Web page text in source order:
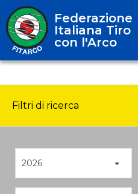
Federazione
Italiana Tiro
con l'Arco
Filtri di ricerca
2026